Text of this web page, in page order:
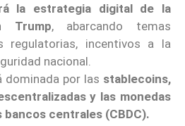
la estrategia digital de la
Trump, abarcando temas
regulatorias, incentivos a la
nacional.
dominada por las stablecoins,
y las monedas
bancos centrales (CBDC).